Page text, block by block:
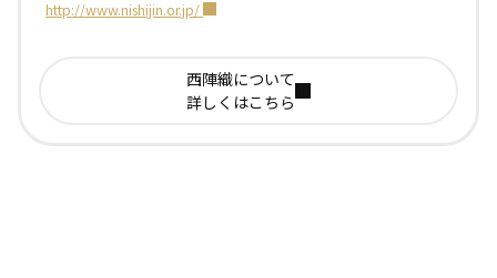
http://www.nishijin.or.jp/
西陣織について
詳しくはこちら